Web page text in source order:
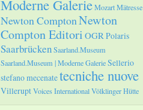
Moderne GalerieMozartMätresse
Newton ComptonNewton
Compton Editori OGRPolaris
SaarbrückenSaarland.Museum
Saarland.Museum | Moderne GalerieSellerio
stefano mecenatetecniche nuove
VilleruptVoices InternationalVölklinger Hütte